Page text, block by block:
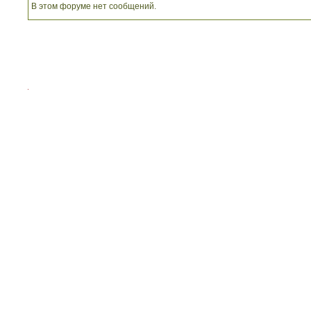
В этом форуме нет сообщений.